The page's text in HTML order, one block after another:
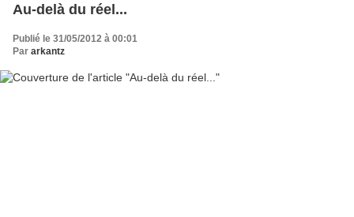
Au-delà du réel...
Publié le 31/05/2012 à 00:01
Par arkantz